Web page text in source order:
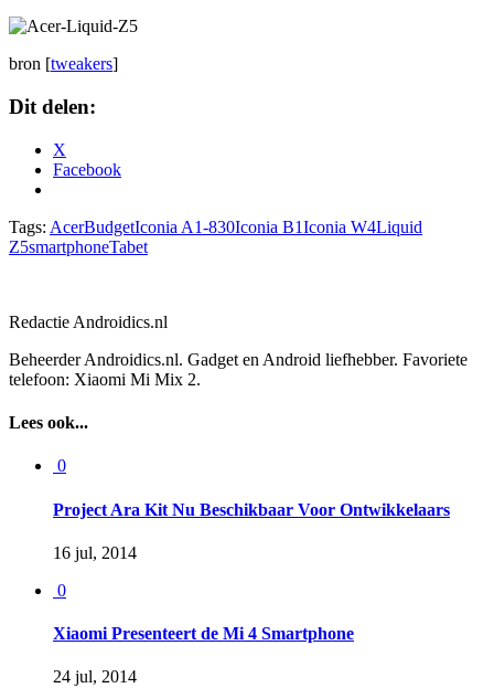
bron [tweakers]
Dit delen:
X
Facebook
Tags: AcerBudgetIconia A1-830Iconia B1Iconia W4Liquid
Z5smartphoneTabet
Redactie Androidics.nl
Beheerder Androidics.nl. Gadget en Android liefhebber. Favoriete
telefoon: Xiaomi Mi Mix 2.
Lees ook...
0
Project Ara Kit Nu Beschikbaar Voor Ontwikkelaars
16 jul, 2014
0
Xiaomi Presenteert de Mi 4 Smartphone
24 jul, 2014